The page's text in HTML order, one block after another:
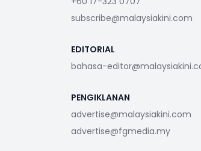
subscribe@malaysiakini.com
EDITORIAL
bahasa-
PENGIKLANAN
advertise@malaysiakini.com
advertise@fgmedia.my